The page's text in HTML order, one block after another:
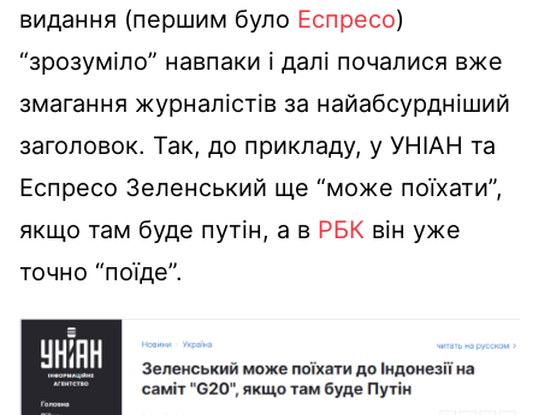
видання (першим було Еспресо)
“зрозуміло” навпаки і далі почалися вже
змагання журналістів за найабсурдніший
заголовок. Так, до прикладу, у УНІАН та
Еспресо Зеленський ще “може поїхати”,
якщо там буде путін, а в РБК він уже
точно “поїде”.